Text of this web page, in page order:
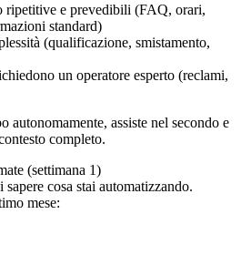
ripetitive e prevedibili (FAQ, orari,
standard)
(qualificazione, smistamento,
un operatore esperto (reclami,
assiste nel secondo e
completo.
(settimana 1)
cosa stai automatizzando.
mese: